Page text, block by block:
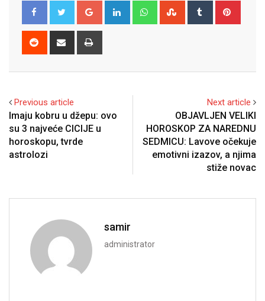
Google+ LinkedIn WhatsappStumbleUpon
Tumblr
Reddit
Share
Previous article
Imaju kobru u džepu: ovo
su 3 najveće CICIJE u
horoskopu, tvrde
astrolozi
Next article
OBJAVLJEN VELIKI
HOROSKOP ZA NAREDNU
SEDMICU: Lavove očekuje
emotivni izazov, a njima
stiže novac
samir
administrator